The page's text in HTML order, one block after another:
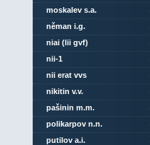
moskalev s.a.
něman i.g.
niai (lii gvf)
nii-1
nii erat vvs
nikitin v.v.
pašinin m.m.
polikarpov n.n.
putilov a.i.